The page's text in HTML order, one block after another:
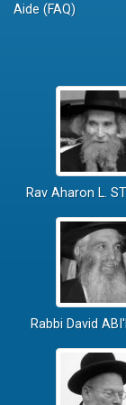
Aide (FAQ)
Rav Aharon L.
Rabbi David